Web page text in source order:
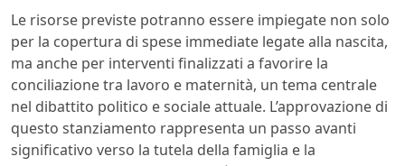
Le risorse previste potranno essere impiegate non solo
per la copertura di spese immediate legate alla nascita,
ma anche per interventi finalizzati a favorire la
conciliazione tra lavoro e maternità, un tema centrale
nel dibattito politico e sociale attuale. L’approvazione di
questo stanziamento rappresenta un passo avanti
significativo verso la tutela della famiglia e la